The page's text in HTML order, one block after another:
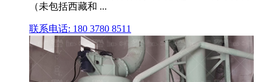
（未包括西藏和 ...
联系电话: 180 3780 8511